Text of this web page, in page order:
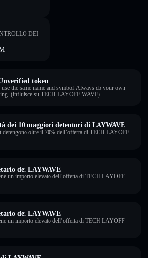
DEI
token
the same name and symbol. Always do your own
(influisce su TECH LAYOFF WAVE).
dei 10 maggiori detentori di LAYWAVE
detengono oltre il 70% dell’offerta di TECH LAYOFF
dei LAYWAVE
un importo elevato dell’offerta di TECH LAYOFF
dei LAYWAVE
un importo elevato dell’offerta di TECH LAYOFF